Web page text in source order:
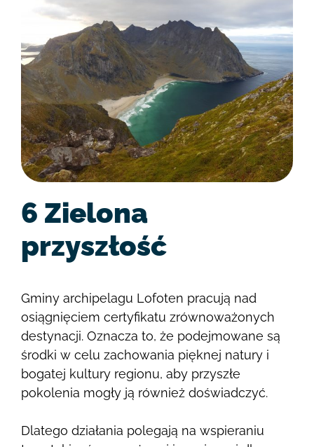
6 Zielona
przyszłość
Gminy archipelagu Lofoten pracują nad
osiągnięciem certyfikatu zrównoważonych
destynacji. Oznacza to, że podejmowane są
środki w celu zachowania pięknej natury i
bogatej kultury regionu, aby przyszłe
pokolenia mogły ją również doświadczyć.
Dlatego działania polegają na wspieraniu